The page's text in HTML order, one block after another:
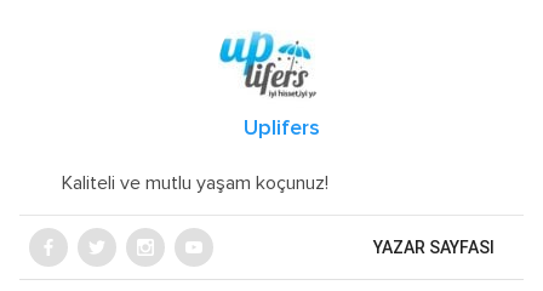
Uplifers
Kaliteli ve mutlu yaşam koçunuz!
YAZAR SAYFASI